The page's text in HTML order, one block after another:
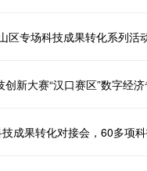
区专场科技成果转化系列活
新大赛“汉口赛区”数字经
成果转化对接会，60多项